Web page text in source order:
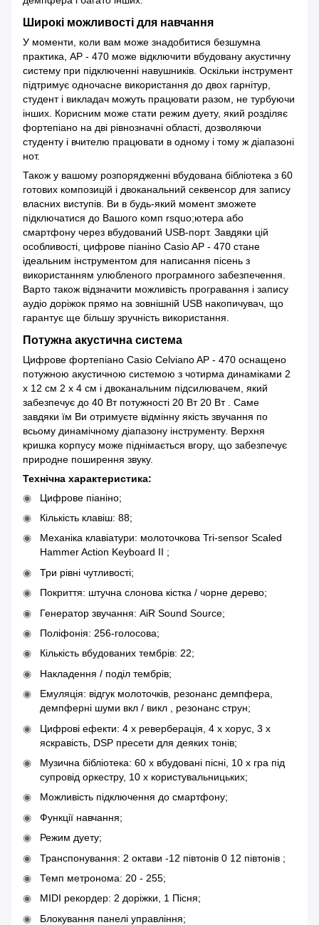
Широкі можливості для навчання
У моменти, коли вам може знадобитися безшумна
практика, AP - 470 може відключити вбудовану акустичну
систему при підключенні навушників. Оскільки інструмент
підтримує одночасне використання до двох гарнітур,
студент і викладач можуть працювати разом, не турбуючи
інших. Корисним може стати режим дуету, який розділяє
фортепіано на дві рівнозначні області, дозволяючи
студенту і вчителю працювати в одному і тому ж діапазоні
нот.
Також у вашому розпорядженні вбудована бібліотека з 60
готових композицій і двоканальний секвенсор для запису
власних виступів. Ви в будь-який момент зможете
підключатися до Вашого комп rsquo;ютера або
смартфону через вбудований USB-порт. Завдяки цій
особливості, цифрове піаніно Casio AP - 470 стане
ідеальним інструментом для написання пісень з
використанням улюбленого програмного забезпечення.
Варто також відзначити можливість програвання і запису
аудіо доріжок прямо на зовнішній USB накопичувач, що
гарантує ще більшу зручність використання.
Потужна акустична система
Цифрове фортепіано Casio Celviano AP - 470 оснащено
потужною акустичною системою з чотирма динаміками 2
х 12 см 2 х 4 см і двоканальним підсилювачем, який
забезпечує до 40 Вт потужності 20 Вт 20 Вт . Саме
завдяки їм Ви отримуєте відмінну якість звучання по
всьому динамічному діапазону інструменту. Верхня
кришка корпусу може піднімається вгору, що забезпечує
природне поширення звуку.
Технічна характеристика:
Цифрове піаніно;
Кількість клавіш: 88;
Механіка клавіатури: молоточкова Tri-sensor Scaled
Hammer Action Keyboard II ;
Три рівні чутливості;
Покриття: штучна слонова кістка / чорне дерево;
Генератор звучання: AiR Sound Source;
Поліфонія: 256-голосова;
Кількість вбудованих тембрів: 22;
Накладення / поділ тембрів;
Емуляція: відгук молоточків, резонанс демпфера,
демпферні шуми вкл / викл , резонанс струн;
Цифрові ефекти: 4 х реверберація, 4 х хорус, 3 х
яскравість, DSP пресети для деяких тонів;
Музична бібліотека: 60 х вбудовані пісні, 10 х гра під
супровід оркестру, 10 х користувальницьких;
Можливість підключення до смартфону;
Функції навчання;
Режим дуету;
Транспонування: 2 октави -12 півтонів 0 12 півтонів ;
Темп метронома: 20 - 255;
MIDI рекордер: 2 доріжки, 1 Пісня;
Блокування панелі управління;